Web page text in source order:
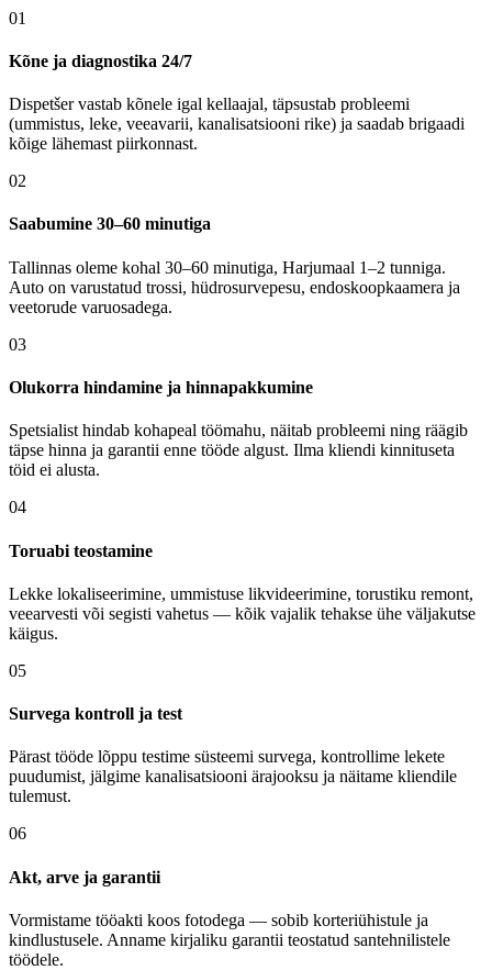
01
Kõne ja diagnostika 24/7
Dispetšer vastab kõnele igal kellaajal, täpsustab probleemi
(ummistus, leke, veeavarii, kanalisatsiooni rike) ja saadab brigaadi
kõige lähemast piirkonnast.
02
Saabumine 30–60 minutiga
Tallinnas oleme kohal 30–60 minutiga, Harjumaal 1–2 tunniga.
Auto on varustatud trossi, hüdrosurvepesu, endoskoopkaamera ja
veetorude varuosadega.
03
Olukorra hindamine ja hinnapakkumine
Spetsialist hindab kohapeal töömahu, näitab probleemi ning räägib
täpse hinna ja garantii enne tööde algust. Ilma kliendi kinnituseta
töid ei alusta.
04
Toruabi teostamine
Lekke lokaliseerimine, ummistuse likvideerimine, torustiku remont,
veearvesti või segisti vahetus — kõik vajalik tehakse ühe väljakutse
käigus.
05
Survega kontroll ja test
Pärast tööde lõppu testime süsteemi survega, kontrollime lekete
puudumist, jälgime kanalisatsiooni ärajooksu ja näitame kliendile
tulemust.
06
Akt, arve ja garantii
Vormistame tööakti koos fotodega — sobib korteriühistule ja
kindlustusele. Anname kirjaliku garantii teostatud santehnilistele
töödele.